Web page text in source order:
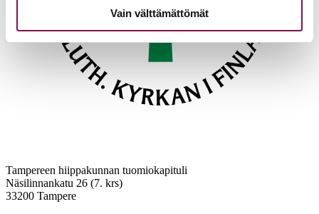
Vain välttämättömät
Tampereen hiippakunnan tuomiokapituli
Näsilinnankatu 26 (7. krs)
33200 Tampere